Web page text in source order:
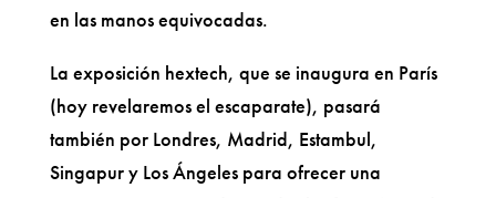
en las manos equivocadas.
La exposición hextech, que se inaugura en París
(hoy revelaremos el escaparate), pasará
también por Londres, Madrid, Estambul,
Singapur y Los Ángeles para ofrecer una